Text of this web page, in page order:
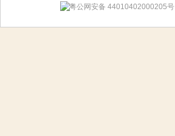
粤公网安备 44010402000205号